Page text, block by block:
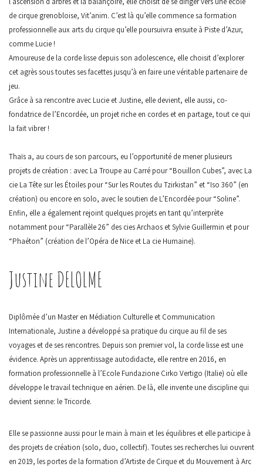
de cirque grenobloise, Vit’anim. C’est là qu’elle commence sa formation
professionnelle aux arts du cirque qu’elle poursuivra ensuite à Piste d’Azur,
comme Lucie !
Amoureuse de la corde lisse depuis son adolescence, elle choisit d’explorer
cet agrès sous toutes ses facettes jusqu’à en faire une véritable partenaire de
jeu.
Grâce à sa rencontre avec Lucie et Justine, elle devient, elle aussi, co-
fondatrice de l’Encordée, un projet riche en cordes et en partage, tout ce qui
la fait vibrer !
Thaïs a, au cours de son parcours, eu l’opportunité de mener plusieurs
projets de création : avec La Troupe au Carré pour “Bouillon Cubes”, avec La
cie La Tête sur les Étoiles pour “Sur les Routes du Tzirkistan” et “Iso 360” (en
création) ou encore en solo, avec le soutien de L’Encordée pour “Soline”.
Enfin, elle a également rejoint quelques projets en tant qu’interprète
notamment pour “Parallèle 26” des cies Archaos et Sylvie Guillermin et pour
“Phaéton” (création de l’Opéra de Nice et La cie Humaine).
Justine DELOLME
Diplômée d’un Master en Médiation Culturelle et Communication
Internationale, Justine a développé sa pratique du cirque au fil de ses
voyages et de ses rencontres. Depuis son premier vol, la corde lisse est une
évidence. Après un apprentissage autodidacte, elle rentre en 2016, en
formation professionnelle à l’Ecole Fundazione Cirko Vertigo (Italie) où elle
développe le travail technique en aérien. De là, elle invente une discipline qui
devient sienne: le Tricorde.
Elle se passionne aussi pour le main à main et les équilibres et elle participe à
des projets de création (solo, duo, collectif). Toutes ses recherches lui ouvrent
en 2019, les portes de la formation d’Artiste de Cirque et du Mouvement à Arc